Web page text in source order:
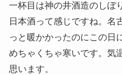
一杯目は神の井酒造のしぼ
日本酒って感じですね。名
っと暖かかったのにこの日
めちゃくちゃ寒いです。気
思います。